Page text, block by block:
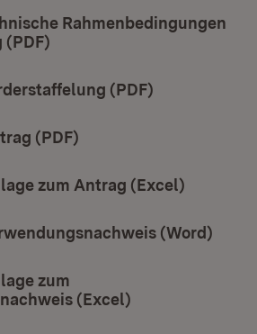
Rahmenbedingungen
(PDF)
(PDF)
(PDF)
zum Antrag (Excel)
(Word)
zum
(Excel)